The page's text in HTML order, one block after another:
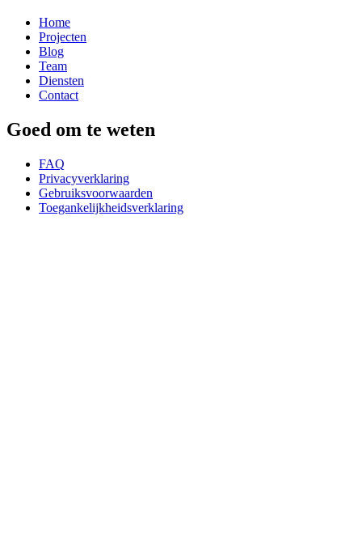
Home
Projecten
Blog
Team
Diensten
Contact
Goed om te weten
FAQ
Privacyverklaring
Gebruiksvoorwaarden
Toegankelijkheidsverklaring